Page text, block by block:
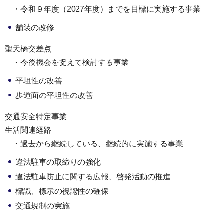
・令和９年度（2027年度）までを目標に実施する事業
舗装の改修
聖天橋交差点
・今後機会を捉えて検討する事業
平坦性の改善
歩道面の平坦性の改善
交通安全特定事業
生活関連経路
・過去から継続している、継続的に実施する事業
違法駐車の取締りの強化
違法駐車防止に関する広報、啓発活動の推進
標識、標示の視認性の確保
交通規制の実施